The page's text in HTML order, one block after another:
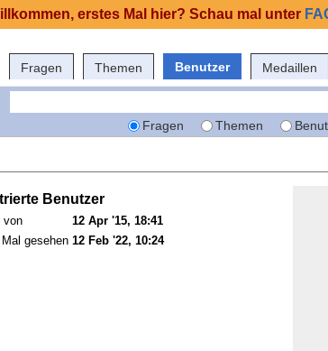
Fragen Themen Benutzer Medaillen
Fragen Themen
Benutzer
von
12 Apr '15, 18:41
gesehen 12 Feb '22, 10:24
erstes Mal hier? Schau mal unter